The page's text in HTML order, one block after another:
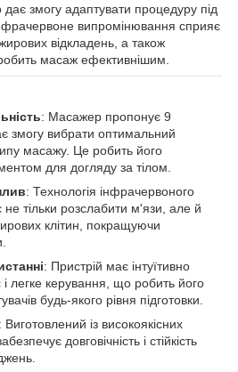
змогу адаптувати процедуру під
випромінювання сприяє
відкладень, а також
масаж ефективнішим.
: Масажер пропонує 9
змогу вибрати оптимальний
масажу. Це робить його
для догляду за тілом.
: Технологія інфрачервоного
не тільки розслабити м'язи, але й
клітин, покращуючи
: Пристрій має інтуїтивно
легке керування, що робить його
будь-якого рівня підготовки.
: Виготовлений із високоякісних
довговічність і стійкість